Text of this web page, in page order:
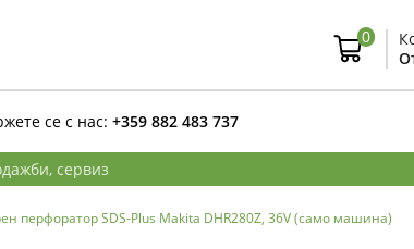
0
се с нас: +359 882 483 737
сервиз
перфоратор SDS-Plus Makita DHR280Z, 36V (само машина)